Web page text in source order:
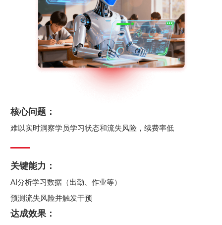
核心问题：
难以实时洞察学员学习状态和流失风险，续费率低
关键能力：
AI分析学习数据（出勤、作业等）
预测流失风险并触发干预
达成效果：